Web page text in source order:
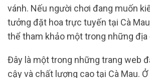
vánh. Nếu người chơi đang muốn
tưởng đặt hoa trực tuyến tại Cà
thể tham khảo một trong những địa
Đây là một trong những trang web
cậy và chất lượng cao tại Cà Mau.